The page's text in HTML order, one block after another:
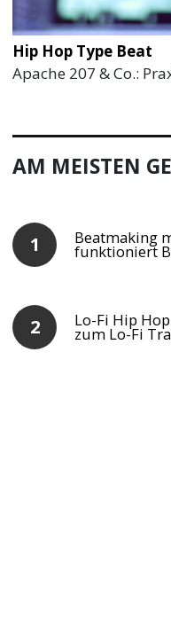
Hip Hop Type Beat
Apache 207 & Co.:
AM MEISTEN
Beatmaking
funktioniert
Lo-Fi Hip
zum Lo-Fi